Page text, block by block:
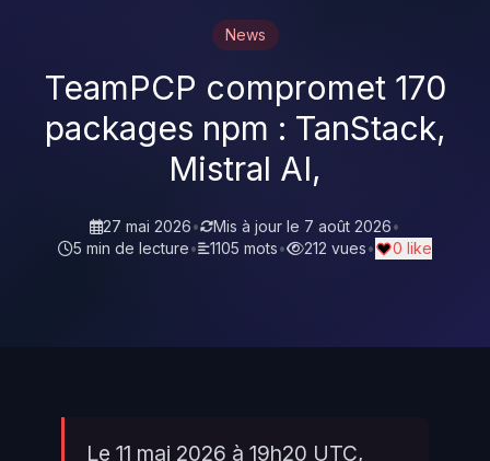
News
TeamPCP compromet 170
packages npm : TanStack,
Mistral AI,
27 mai 2026• Mis à jour le 7 août 2026•
5 min de lecture• 1105 mots• 212 vues• 0 like
Le 11 mai 2026 à 19h20 UTC,